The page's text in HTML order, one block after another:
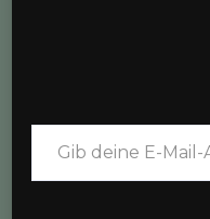
Gib deine E-Mail-Adresse ein ...